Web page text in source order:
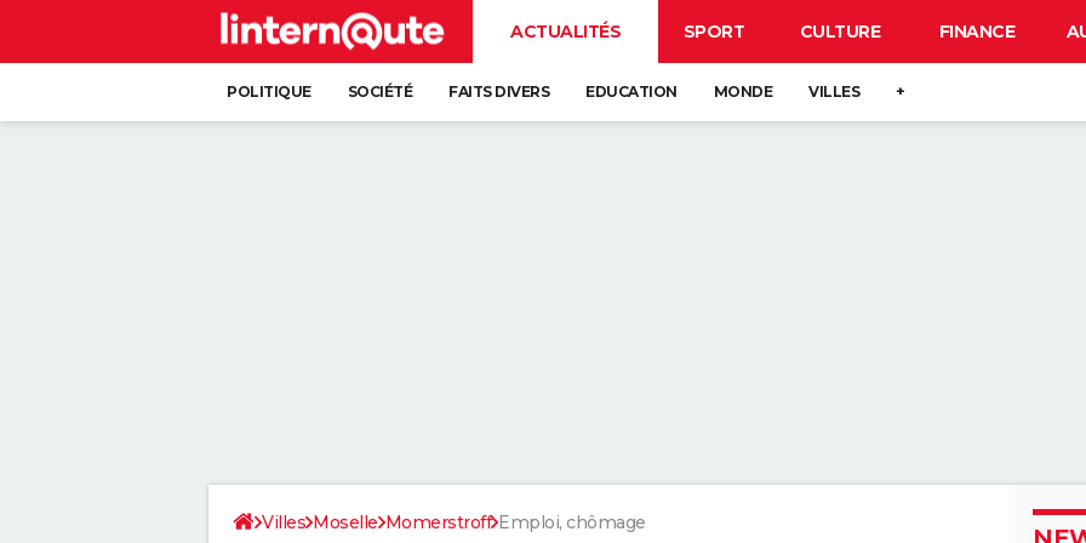
ACTUALITÉS SPORT CULTURE FINANCE
POLITIQUE SOCIÉTÉ FAITS DIVERS EDUCATION MONDE VILLES +
Villes Moselle Momerstroff Emploi, chômage